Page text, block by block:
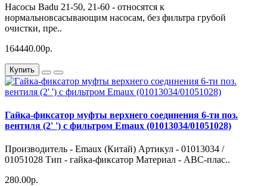
Насосы Badu 21-50, 21-60 - относятся к
нормальновсасывающим насосам, без фильтра грубой
очистки, пре..
164440.00р.
Купить
Гайка-фиксатор муфты верхнего соединения 6-ти поз.
вентиля (2' ') с фильтром Emaux (01013034/01051028)
Производитель - Emaux (Китай) Артикул - 01013034 /
01051028 Тип - гайка-фиксатор Материал - АВС-плас..
280.00р.